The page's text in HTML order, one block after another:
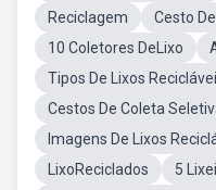
Reciclagem
Cesto
10 Coletores DeLixo
Tipos De Lixos
Cestos De Coleta
Imagens De Lixos
LixoReciclados
5